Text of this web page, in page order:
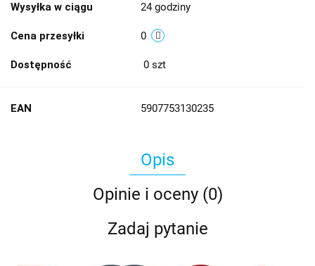
Wysyłka w ciągu 24 godziny
Cena przesyłki 0
Dostępność 0 szt
EAN 5907753130235
Opis
Opinie i oceny (0)
Zadaj pytanie